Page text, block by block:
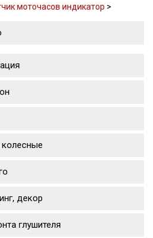
моточасов индикатор >
декор
глушителя